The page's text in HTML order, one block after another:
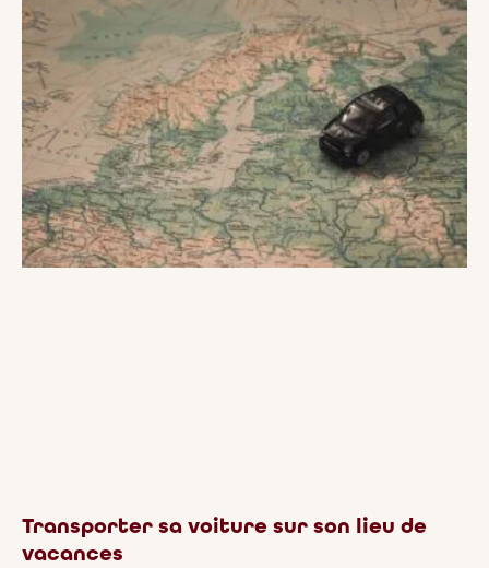
Transporter sa voiture sur son lieu de
vacances